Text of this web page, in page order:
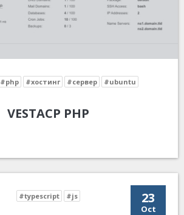
#php #хостинг #сервер #ubuntu
VESTACP PHP
23
Oct
#typescript #js